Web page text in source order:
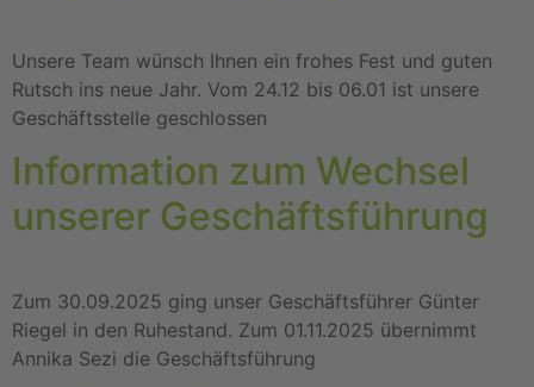
Unsere Team wünsch Ihnen ein frohes Fest und guten
Rutsch ins neue Jahr. Vom 24.12 bis 06.01 ist unsere
Geschäftsstelle geschlossen
Information zum Wechsel
unserer Geschäftsführung
Zum 30.09.2025 ging unser Geschäftsführer Günter
Riegel in den Ruhestand. Zum 01.11.2025 übernimmt
Annika Sezi die Geschäftsführung